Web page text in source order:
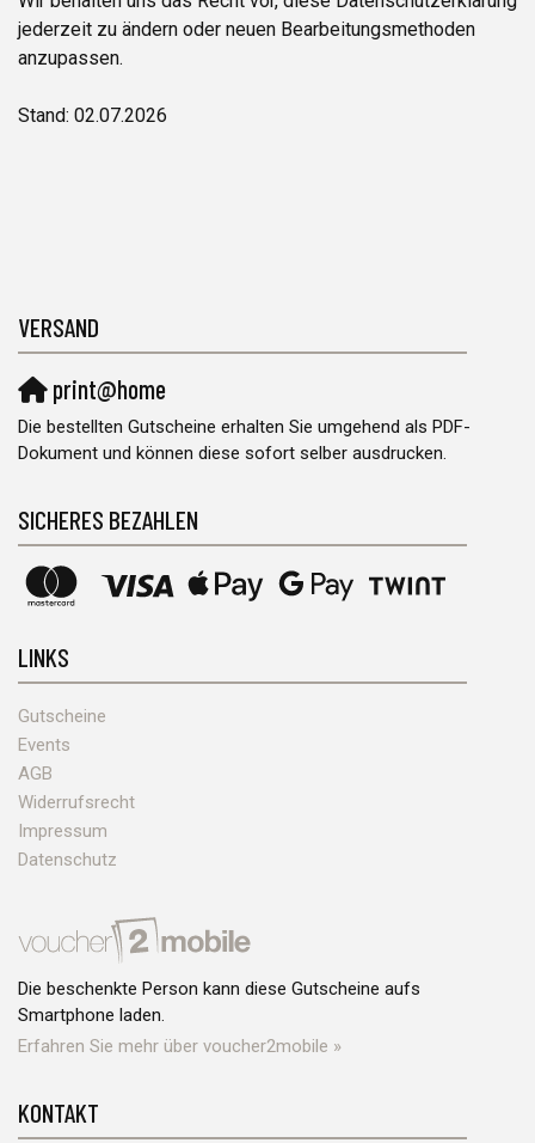
jederzeit zu ändern oder neuen Bearbeitungsmethoden
anzupassen.
Stand: 02.07.2026
VERSAND
print@home
Die bestellten Gutscheine erhalten Sie umgehend als PDF-
Dokument und können diese sofort selber ausdrucken.
SICHERES BEZAHLEN
LINKS
Gutscheine
Events
AGB
Widerrufsrecht
Impressum
Datenschutz
Die beschenkte Person kann diese Gutscheine aufs
Smartphone laden.
Erfahren Sie mehr über voucher2mobile »
KONTAKT